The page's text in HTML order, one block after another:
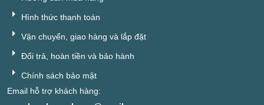
Hình thức thanh toán
Vận chuyển, giao hàng và lắp đặt
Đổi trả, hoàn tiền và bảo hành
Chính sách bảo mật
Email hỗ trợ khách hàng: